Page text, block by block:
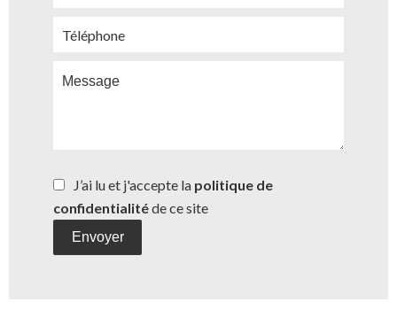
J’ai lu et j'accepte la politique de
confidentialitéde ce site
Envoyer